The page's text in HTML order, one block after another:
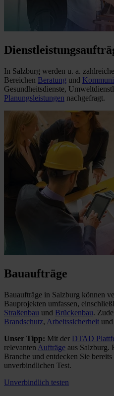
In Salzburg werden u. a.
Bereichen Beratung und
Gesundheitsdienste,
Planungsleistungen nachgefragt.
Bauaufträge
Bauaufträge in Salzburg können
Bauprojekten umfassen,
Straßenbau und Brückenbau.
Brandschutz, Arbeitssicherheit und
Unser Tipp: Mit der DTAD
relevanten Aufträge aus Salzburg.
Branche und entdecken Sie
unverbindlichen Test.
Unverbindlich testen